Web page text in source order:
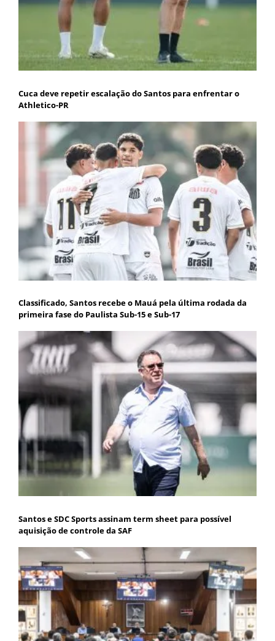
Cuca deve repetir escalação do Santos para enfrentar o
Athletico-PR
Classificado, Santos recebe o Mauá pela última rodada da
primeira fase do Paulista Sub-15 e Sub-17
Santos e SDC Sports assinam term sheet para possível
aquisição de controle da SAF